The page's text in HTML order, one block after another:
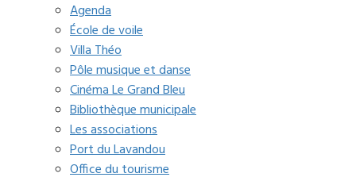
Agenda
École de voile
Villa Théo
Pôle musique et danse
Cinéma Le Grand Bleu
Bibliothèque municipale
Les associations
Port du Lavandou
Office du tourisme